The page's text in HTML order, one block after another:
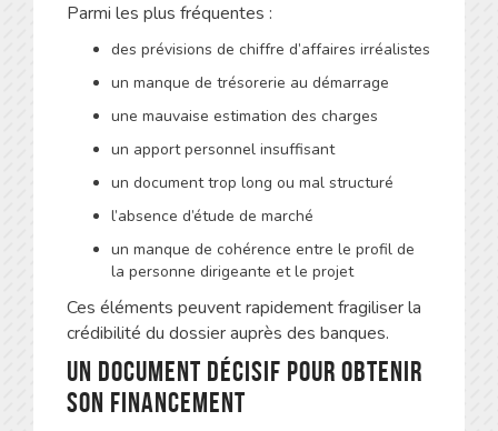
Parmi les plus fréquentes :
des prévisions de chiffre d’affaires irréalistes
un manque de trésorerie au démarrage
une mauvaise estimation des charges
un apport personnel insuffisant
un document trop long ou mal structuré
l’absence d’étude de marché
un manque de cohérence entre le profil de
la personne dirigeante et le projet
Ces éléments peuvent rapidement fragiliser la
crédibilité du dossier auprès des banques.
Un document décisif pour obtenir
son financement